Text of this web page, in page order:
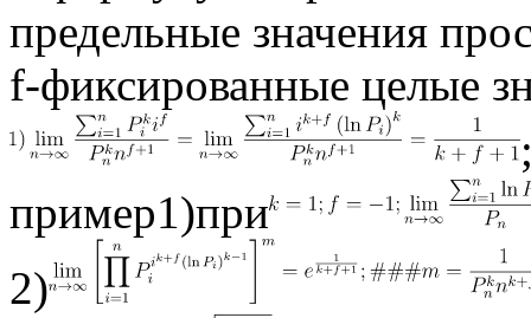
предельные значения
f-фиксированные целые
пример1)при
2)